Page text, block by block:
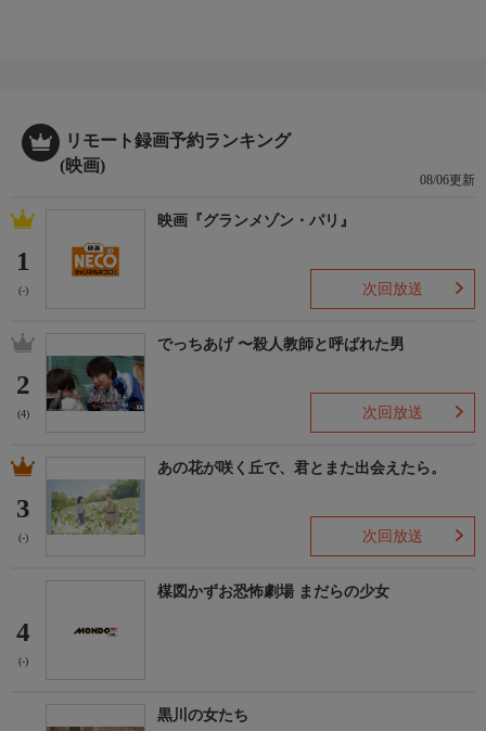
リモート録画予約ランキング
(映画)
08/06更新
1
(-)
映画『グランメゾン・パリ』
次回放送
2
(4)
でっちあげ 〜殺人教師と呼ばれた男
次回放送
3
(-)
あの花が咲く丘で、君とまた出会えたら。
次回放送
4
(-)
楳図かずお恐怖劇場 まだらの少女
黒川の女たち